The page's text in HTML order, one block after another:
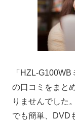
「HZL-
の口コミをまと
りませんでした
でも簡単、DVD